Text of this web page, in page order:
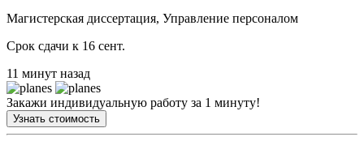
Магистерская диссертация, Управление персоналом
Срок сдачи к 16 сент.
11 минут назад
Закажи индивидуальную работу за 1 минуту!
Узнать стоимость